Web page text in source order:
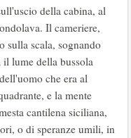
della cabina, al
Il cameriere,
sulla scala, sognando
il lume della bussola
che era al
e la mente
cantilena siciliana,
o di speranze umili, in